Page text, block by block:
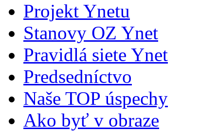
Projekt Ynetu
Stanovy OZ Ynet
Pravidlá siete Ynet
Predsedníctvo
Naše TOP úspechy
Ako byť v obraze